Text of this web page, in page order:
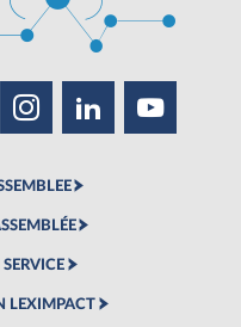
LEXIMPACT